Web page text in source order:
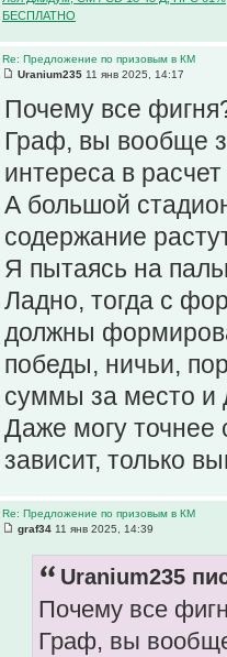
БЕСПЛАТНО
Re: Предложение по призовым в КМ
Uranium235 11 янв 2025, 14:17
Почему все
Граф, вы вообще
интереса в
А большой
содержание
Я пытаясь на
Ладно, тогда с
должны
победы, ничьи,
суммы за место и
Даже могу точнее
зависит, только
Re: Предложение по призовым в КМ
graf34 11 янв 2025, 14:39
Uranium235
Почему все
Граф, вы